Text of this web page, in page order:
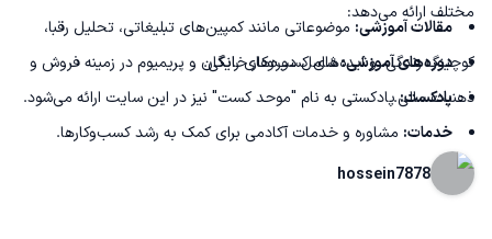
مختلف ارائه می‌دهد:
مقالات آموزشی: موضوعاتی مانند کمپین‌های تبلیغاتی، تحلیل رقبا،
کوچینگ زندگی، و ایده‌های کسب‌وکار خانگی.
دوره‌های آموزشی:شامل دوره‌های رایگان و پریمیوم در زمینه فروش و
ذهنیت مالی.
پادکست:پادکستی به نام "موحد کست" نیز در این سایت ارائه می‌شود.
خدمات: مشاوره و خدمات آکادمی برای کمک به رشد کسب‌وکارها.
hossein7878